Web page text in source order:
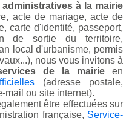
à la mairie
acte de mariage, acte de
carte d'identité, passeport,
de sortie du territoire,
local d'urbanisme, permis
nous vous invitons à
de la mairie en
(adresse postale,
mail ou site internet).
être effectuées sur
française, Service-